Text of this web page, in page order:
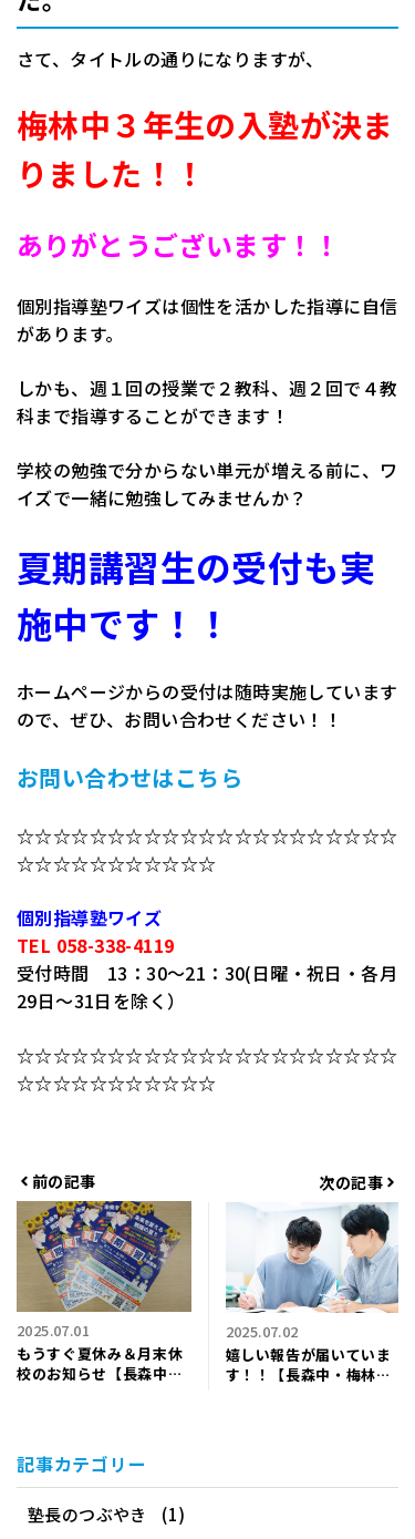
さて、タイトルの通りになりますが、
梅林中３年生の入塾が決ま
りました！！
ありがとうございます！！
個別指導塾ワイズは個性を活かした指導に自信
があります。
しかも、週１回の授業で２教科、週２回で４教
科まで指導することができます！
学校の勉強で分からない単元が増える前に、ワ
イズで一緒に勉強してみませんか？
夏期講習生の受付も実
施中です！！
ホームページからの受付は随時実施しています
ので、ぜひ、お問い合わせください！！
お問い合わせはこちら
☆☆☆☆☆☆☆☆☆☆☆☆☆☆☆☆☆☆☆☆☆
☆☆☆☆☆☆☆☆☆☆☆
個別指導塾ワイズ
TEL 058-338-4119
受付時間 13：30～21：30(日曜・祝日・各月
29日～31日を除く）
☆☆☆☆☆☆☆☆☆☆☆☆☆☆☆☆☆☆☆☆☆
☆☆☆☆☆☆☆☆☆☆☆
前の記事
2025.07.01
もうすぐ夏休み＆月末休
校のお知らせ【長森中・
次の記事
2025.07.02
嬉しい報告が届いていま
す！！【長森中・梅林
記事カテゴリー
塾長のつぶやき (1)